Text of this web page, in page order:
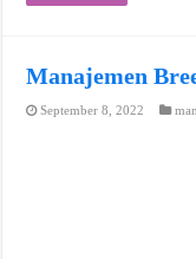
Manajemen
September 8, 2022